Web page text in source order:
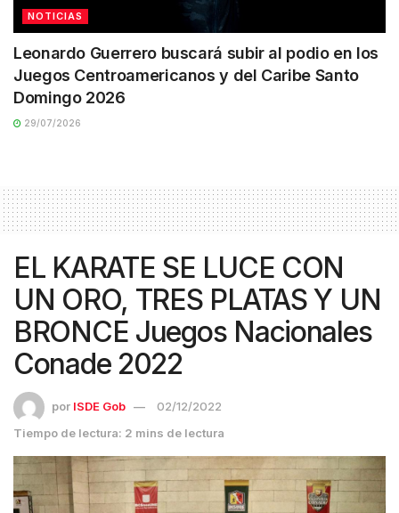
NOTICIAS
Leonardo Guerrero buscará subir al podio en los
Juegos Centroamericanos y del Caribe Santo
Domingo 2026
29/07/2026
EL KARATE SE LUCE CON
UN ORO, TRES PLATAS Y UN
BRONCE Juegos Nacionales
Conade 2022
por ISDE Gob
02/12/2022
Tiempo de lectura: 2 mins de lectura